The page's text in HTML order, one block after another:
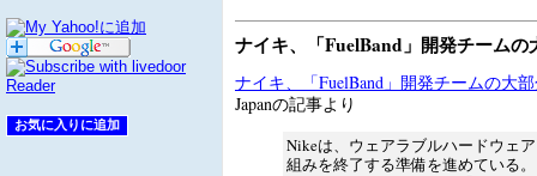
ナイキ、「FuelBand」開発チームの
ナイキ、「FuelBand」開発チームの大
Japanの記事より
Nikeは、ウェアラブルハードウェ
組みを終了する準備を進めている